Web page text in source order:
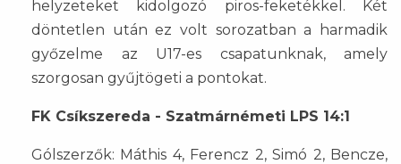
helyzeteket kidolgozó piros-feketékkel. Két
döntetlen után ez volt sorozatban a harmadik
győzelme az U17-es csapatunknak, amely
szorgosan gyűjtögeti a pontokat.
FK Csíkszereda - Szatmárnémeti LPS 14:1
Gólszerzők: Máthis 4, Ferencz 2, Simó 2, Bencze,